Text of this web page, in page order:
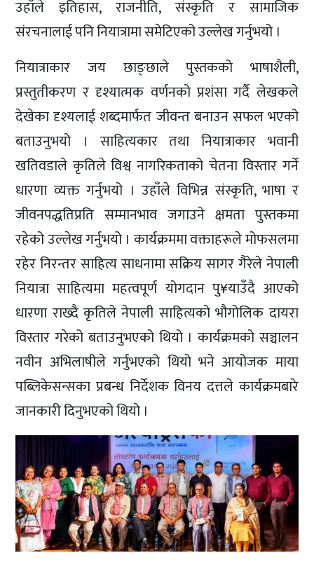
उहाँले इतिहास, राजनीति, संस्कृति र सामाजिक
संरचनालाई पनि नियात्रामा समेटिएको उल्लेख गर्नुभयो ।
नियात्राकार जय छाङ्छाले पुस्तकको भाषाशैली,
प्रस्तुतीकरण र दृश्यात्मक वर्णनको प्रशंसा गर्दै लेखकले
देखेका दृश्यलाई शब्दमार्फत जीवन्त बनाउन सफल भएको
बताउनुभयो । साहित्यकार तथा नियात्राकार भवानी
खतिवडाले कृतिले विश्व नागरिकताको चेतना विस्तार गर्ने
धारणा व्यक्त गर्नुभयो । उहाँले विभिन्न संस्कृति, भाषा र
जीवनपद्धतिप्रति सम्मानभाव जगाउने क्षमता पुस्तकमा
रहेको उल्लेख गर्नुभयो । कार्यक्रममा वक्ताहरूले मोफसलमा
रहेर निरन्तर साहित्य साधनामा सक्रिय सागर गैरेले नेपाली
नियात्रा साहित्यमा महत्वपूर्ण योगदान पु¥याउँदै आएको
धारणा राख्दै कृतिले नेपाली साहित्यको भौगोलिक दायरा
विस्तार गरेको बताउनुभएको थियो । कार्यक्रमको सञ्चालन
नवीन अभिलाषीले गर्नुभएको थियो भने आयोजक माया
पब्लिकेसन्सका प्रबन्ध निर्देशक विनय दत्तले कार्यक्रमबारे
जानकारी दिनुभएको थियो ।